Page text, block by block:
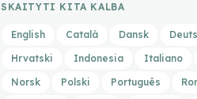
SKAITYTI KITA KALBA
English Català Dansk
Hrvatski
Indonesia Italiano
Norsk
Polski Português